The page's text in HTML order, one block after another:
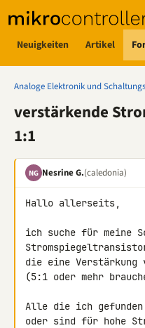
Neuigkeiten Artikel
Analoge Elektronik und
verstärkende
1:1
NG Nesrine G.(caledonia)
Hallo allerseits,
ich suche für meine
die eine Verstärkung
(5:1 oder mehr
Alle die ich gefunden
oder sind für hohe